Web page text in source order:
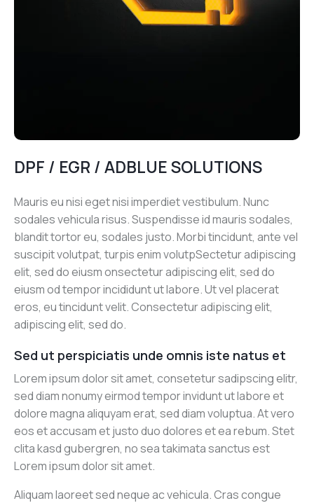
DPF / EGR / ADBLUE SOLUTIONS
Mauris eu nisi eget nisi imperdiet vestibulum. Nunc
sodales vehicula risus. Suspendisse id mauris sodales,
blandit tortor eu, sodales justo. Morbi tincidunt, ante vel
suscipit volutpat, turpis enim volutpSectetur adipiscing
elit, sed do eiusm onsectetur adipiscing elit, sed do
eiusm od tempor incididunt ut labore. Ut vel placerat
eros, eu tincidunt velit. Consectetur adipiscing elit,
adipiscing elit, sed do.
Sed ut perspiciatis unde omnis iste natus et
Lorem ipsum dolor sit amet, consetetur sadipscing elitr,
sed diam nonumy eirmod tempor invidunt ut labore et
dolore magna aliquyam erat, sed diam voluptua. At vero
eos et accusam et justo duo dolores et ea rebum. Stet
clita kasd gubergren, no sea takimata sanctus est
Lorem ipsum dolor sit amet.
Aliquam laoreet sed neque ac vehicula. Cras congue